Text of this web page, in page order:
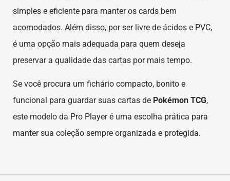
simples e eficiente para manter os cards bem
acomodados. Além disso, por ser livre de ácidos e PVC,
é uma opção mais adequada para quem deseja
preservar a qualidade das cartas por mais tempo.
Se você procura um fichário compacto, bonito e
funcional para guardar suas cartas de Pokémon TCG,
este modelo da Pro Player é uma escolha prática para
manter sua coleção sempre organizada e protegida.